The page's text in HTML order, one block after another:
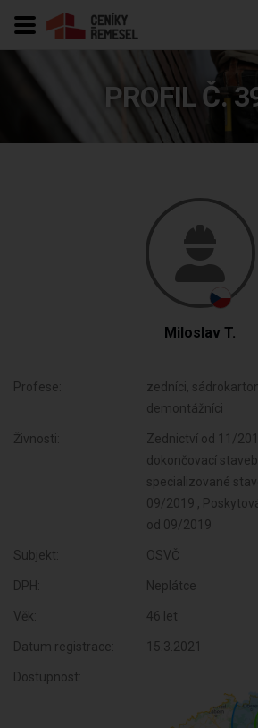
PROFIL Č.
Miloslav T.
Profese:
zedníci,
demontážníci
Živnosti:
Zednictví od 11/
dokončovací
specializované
09/2019 ,
od 09/2019
Subjekt: OSVČ
DPH: Neplátce
Věk: 46 let
Datum registrace: 15.3.2021
Dostupnost: